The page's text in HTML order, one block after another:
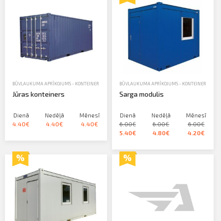
Sazināties
Iziet
BŪVLAUKUMA APRĪKOJUMS - KONTEINERI, ŽOGI, WC, MODUĻVEIDA KONTEINERI, NOMA
Jūras konteiners
Dienā
4.40€
Nedēļā
4.40€
Mēnesī
4.40€
BŪVLAUKUMA APRĪKOJUMS - KONTEINERI,
Sarga modulis
Dienā
6.00€
5.40€
Nedēļā
6.00€
4.80€
Mēnesī
6.00€
4.20€